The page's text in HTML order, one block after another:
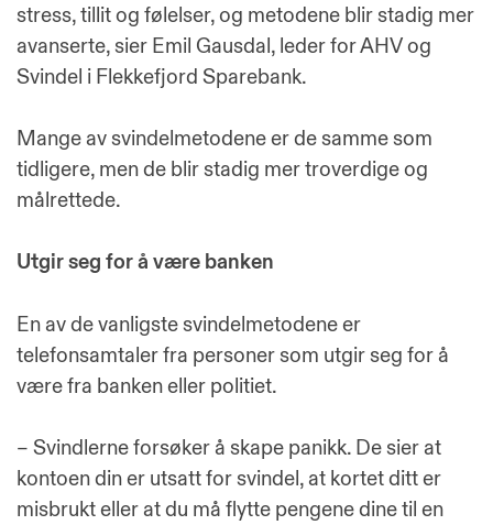
stress, tillit og følelser, og metodene blir stadig mer
avanserte, sier Emil Gausdal, leder for AHV og
Svindel i Flekkefjord Sparebank.
Mange av svindelmetodene er de samme som
tidligere, men de blir stadig mer troverdige og
målrettede.
Utgir seg for å være banken
En av de vanligste svindelmetodene er
telefonsamtaler fra personer som utgir seg for å
være fra banken eller politiet.
– Svindlerne forsøker å skape panikk. De sier at
kontoen din er utsatt for svindel, at kortet ditt er
misbrukt eller at du må flytte pengene dine til en